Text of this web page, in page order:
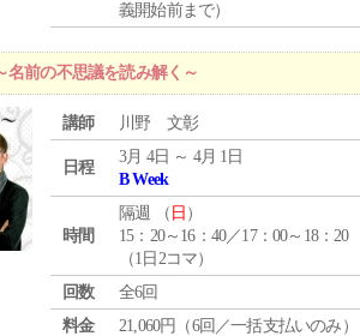
義開始前まで）
名前の不思議を読み解く～
講師 川野 文彰
日程
3月 4日 ～ 4月 1日
B Week
時間
隔週 （ 日 ）
15：20～16：40／17：00～18：20
（1日2コマ）
回数
全6回
料金
21,060円（6回／一括支払いのみ）